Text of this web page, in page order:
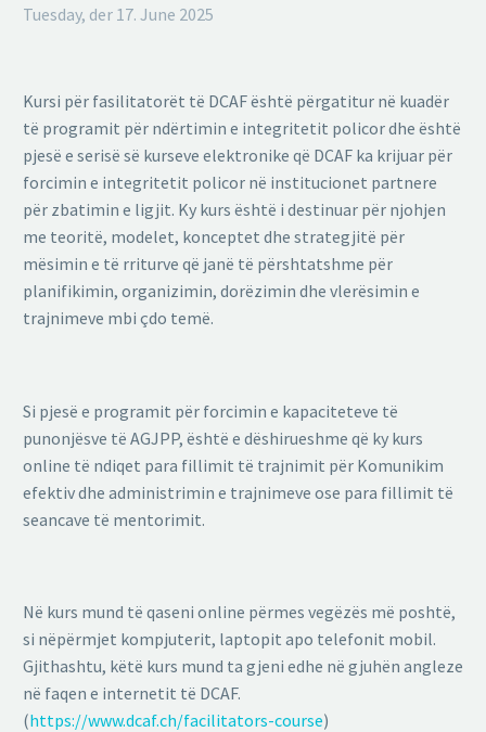
Tuesday, der 17. June 2025
Kursi për fasilitatorët të DCAF është përgatitur në kuadër
të programit për ndërtimin e integritetit policor dhe është
pjesë e serisë së kurseve elektronike që DCAF ka krijuar për
forcimin e integritetit policor në institucionet partnere
për zbatimin e ligjit. Ky kurs është i destinuar për njohjen
me teoritë, modelet, konceptet dhe strategjitë për
mësimin e të rriturve që janë të përshtatshme për
planifikimin, organizimin, dorëzimin dhe vlerësimin e
trajnimeve mbi çdo temë.
Si pjesë e programit për forcimin e kapaciteteve të
punonjësve të AGJPP, është e dëshirueshme që ky kurs
online të ndiqet para fillimit të trajnimit për Komunikim
efektiv dhe administrimin e trajnimeve ose para fillimit të
seancave të mentorimit.
Në kurs mund të qaseni online përmes vegëzës më poshtë,
si nëpërmjet kompjuterit, laptopit apo telefonit mobil.
Gjithashtu, këtë kurs mund ta gjeni edhe në gjuhën angleze
në faqen e internetit të DCAF.
(https://www.dcaf.ch/facilitators-course)